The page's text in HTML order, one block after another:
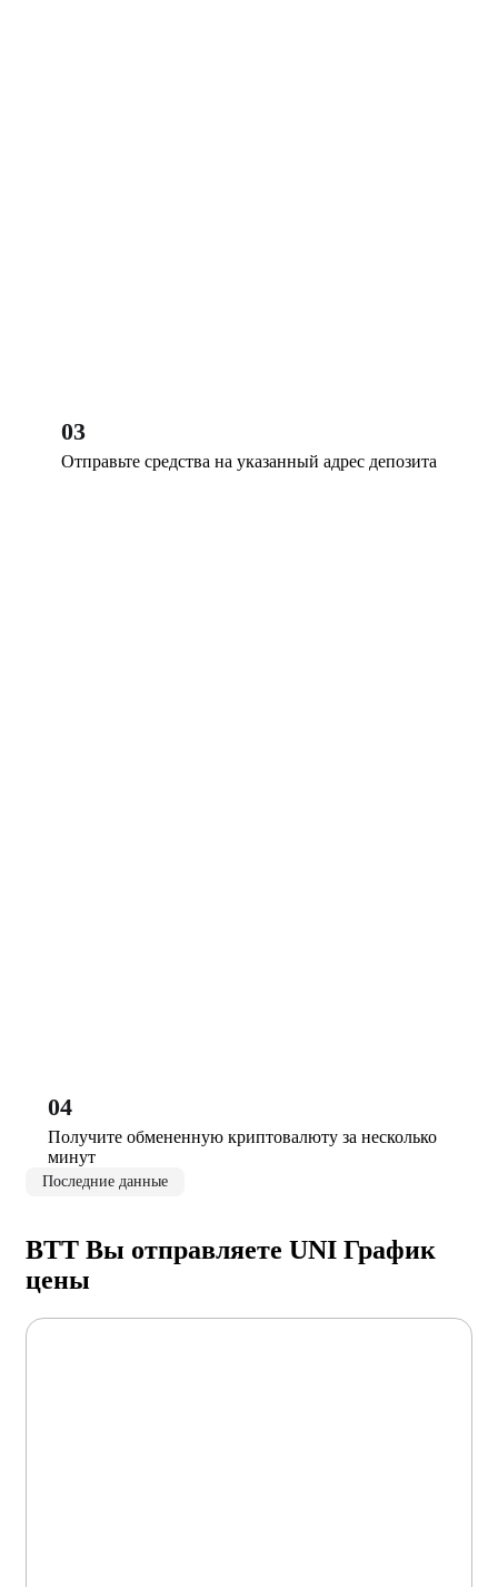
03
Отправьте средства на указанный адрес депозита
04
Получите обмененную криптовалюту за несколько
минут
Последние данные
BTT Вы отправляете UNI График
цены